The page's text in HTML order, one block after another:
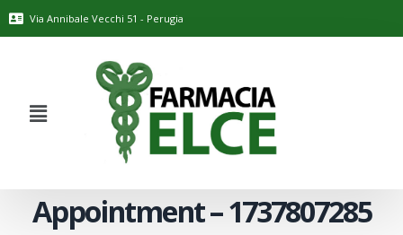
Via Annibale Vecchi 51 - Perugia
Appointment – 1737807285